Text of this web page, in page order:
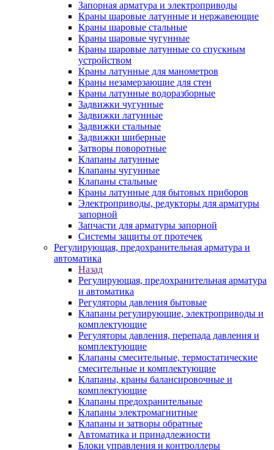
Запорная арматура и электроприводы
Краны шаровые латунные и нержавеющие
Краны шаровые стальные
Краны шаровые чугунные
Краны шаровые латунные со спускным
устройством
Краны латунные для манометров
Краны незамерзающие для стен
Краны латунные водоразборные
Задвижки чугунные
Задвижки латунные
Задвижки стальные
Задвижки шиберные
Затворы поворотные
Клапаны латунные
Клапаны чугунные
Клапаны стальные
Краны латунные для бытовых приборов
Электроприводы, редукторы для арматуры
запорной
Запчасти для арматуры запорной
Системы защиты от протечек
Регулирующая, предохранительная арматура и
автоматика
Назад
Регулирующая, предохранительная арматура
и автоматика
Регуляторы давления бытовые
Клапаны регулирующие, электроприводы и
комплектующие
Регуляторы давления, перепада давления и
комплектующие
Клапаны смесительные, термостатические
смесительные и комплектующие
Клапаны, краны балансировочные и
комплектующие
Клапаны предохранительные
Клапаны электромагнитные
Клапаны и затворы обратные
Автоматика и принадлежности
Блоки управления и контроллеры